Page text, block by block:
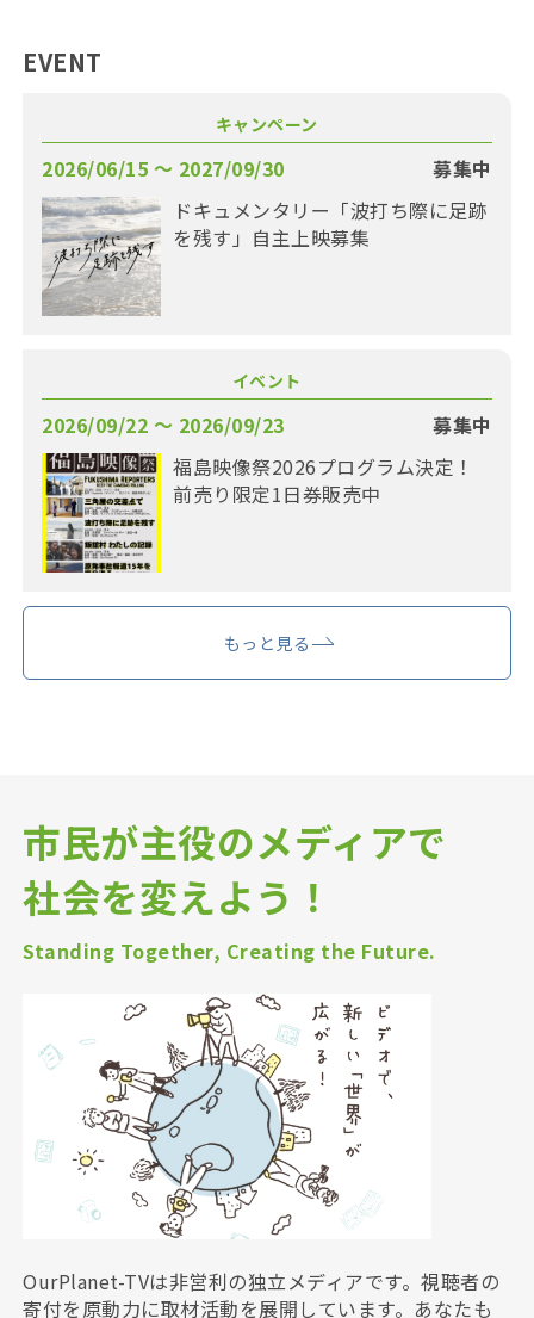
EVENT
キャンペーン
2026/06/15 〜 2027/09/30
募集中
ドキュメンタリー「波打ち際に足跡
を残す」自主上映募集
イベント
2026/09/22 〜 2026/09/23
募集中
福島映像祭2026プログラム決定！
前売り限定1日券販売中
もっと見る
市民が主役のメディアで
社会を変えよう！
Standing Together, Creating the Future.
OurPlanet-TVは非営利の独立メディアです。視聴者の
寄付を原動力に取材活動を展開しています。あなたも